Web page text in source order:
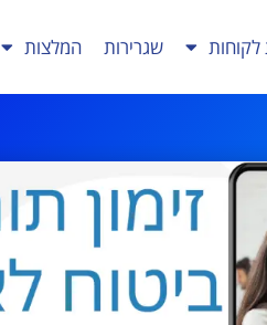
לקוחות שגרירות המלצות